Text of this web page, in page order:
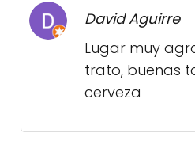
David Aguirre
Lugar muy
trato, buenas
cerveza